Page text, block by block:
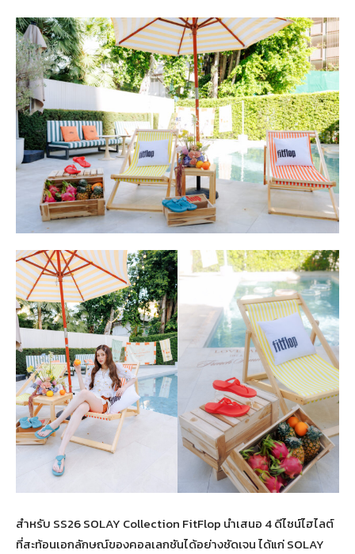
สำหรับ SS26 SOLAY Collection FitFlop นำเสนอ 4 ดีไซน์ไฮไลต์
ที่สะท้อนเอกลักษณ์ของคอลเลกชันได้อย่างชัดเจน ได้แก่ SOLAY